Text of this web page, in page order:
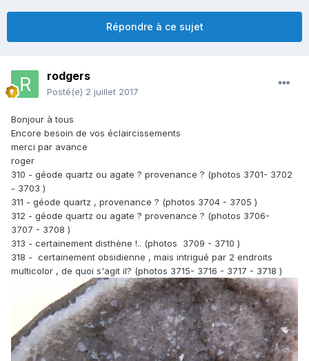
Répondre à ce sujet
rodgers
Posté(e) 2 juillet 2017
Bonjour à tous
Encore besoin de vos éclaircissements
merci par avance
roger
310 - géode quartz ou agate ? provenance ? (photos 3701- 3702
- 3703 )
311 - géode quartz , provenance ? (photos 3704 - 3705 )
312 - géode quartz ou agate ? provenance ? (photos 3706-
3707 - 3708 )
313 - certainement disthène !.. (photos 3709 - 3710 )
318 - certainement obsidienne , mais intrigué par 2 endroits
multicolor , de quoi s'agit il? (photos 3715- 3716 - 3717 - 3718 )